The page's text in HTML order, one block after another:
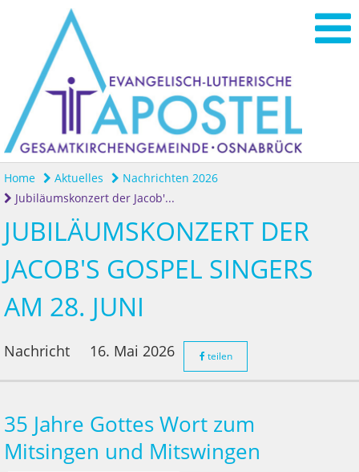
Home Aktuelles
Nachrichten 2026
Jubiläumskonzert der Jacob'...
JUBILÄUMSKONZERT DER
JACOB'S GOSPEL SINGERS
AM 28. JUNI
Nachricht 16. Mai 2026 teilen
35 Jahre Gottes Wort zum
Mitsingen und Mitswingen